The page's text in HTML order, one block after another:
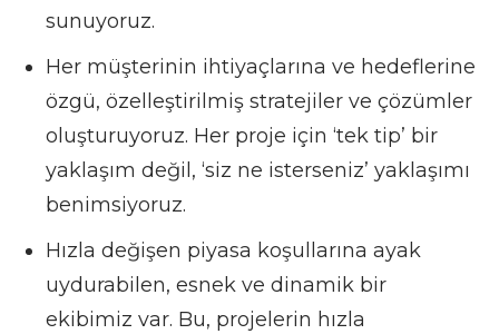
sunuyoruz.
Her müşterinin ihtiyaçlarına ve hedeflerine
özgü, özelleştirilmiş stratejiler ve çözümler
oluşturuyoruz. Her proje için ‘tek tip’ bir
yaklaşım değil, ‘siz ne isterseniz’ yaklaşımı
benimsiyoruz.
Hızla değişen piyasa koşullarına ayak
uydurabilen, esnek ve dinamik bir
ekibimiz var. Bu, projelerin hızla